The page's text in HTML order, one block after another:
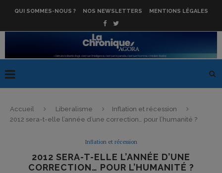
QUI SOMMES-NOUS ? NOS NEWSLETTERS MENTIONS LÉGALES
Accueil Liberalisme
Inflation et récession
2012 sera-t-elle l’année d’une correction… pour l’humanité ?
Inflation et récession
2012 SERA-T-ELLE L’ANNÉE D’UNE
CORRECTION… POUR L’HUMANITÉ ?